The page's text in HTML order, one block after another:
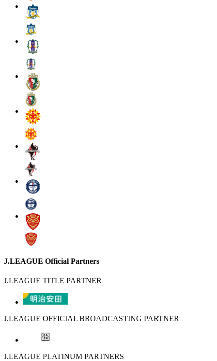
J.LEAGUE Official Partners
J.LEAGUE TITLE PARTNER
J.LEAGUE OFFICIAL BROADCASTING PARTNER
J.LEAGUE PLATINUM PARTNERS